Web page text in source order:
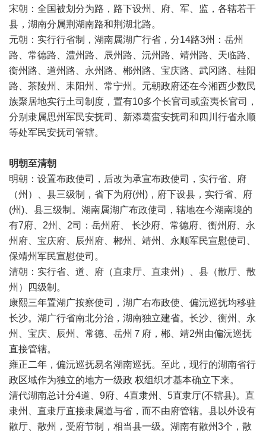
宋朝：全国被划分为路，路下设州、府、军、监，各辖若干
县，湖南分属荆湖南路和荆湖北路。
元朝：实行行省制，湖南属湖广行省，分14路3州：岳州
路、常德路、澧州路、辰州路、沅州路、靖州路、天临路、
衡州路、道州路、永州路、郴州路、宝庆路、武冈路、桂阳
路、茶陵州、耒阳州、常宁州。元朝政府还在今湘西少数民
族聚居地实行土司制度，置有10多个长官司或蛮夷长官司，
分别隶属思州军民安抚司、新添葛蛮安抚司和四川行省永顺
等处军民安抚司管辖。
明朝至清朝
明朝：设置布政使司，后改为承宣布政使司，实行省、府
（州）、县三级制，省下为府(州)，府下设县，实行省、府
(州)、县三级制。湖南属湖广布政使司，辖地在今湖南境的
有7府、2州、2司：岳州府、 长沙府、常德府、衡州府、永
州府、宝庆府、辰州府、郴州、靖州、永顺军民宣慰使司、
保靖州军民宣慰使司。
清朝：实行省、道、府（直隶厅、直隶州）、县（散厅、散
州）四级制。
康熙三年置湖广按察使司，湖广右布政使、偏沅巡抚均移驻
长沙。湖广行省南北分治，湖南独立建省。长沙、衡州、永
州、宝庆、辰州、常德、岳州７府，郴、靖2州由偏沅巡抚
直接管辖。
雍正二年，偏沅巡抚易名湖南巡抚。至此，现行的湖南省行
政区域作为独立的地方一级政 权组织才基本确立下来。
清代湖南总计分4道、9府、4直隶州、5直隶厅(不辖县)。直
隶州、直隶厅直接隶属道与省，而不由府管辖。县以外设有
散厅、散州，受府节制，相当县一级。湖南有散州3个，散